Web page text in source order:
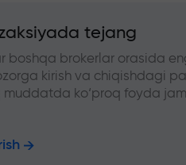
tejang
boshqa brokerlar orasida
kirish va chiqishdagi
ko‘proq foyda